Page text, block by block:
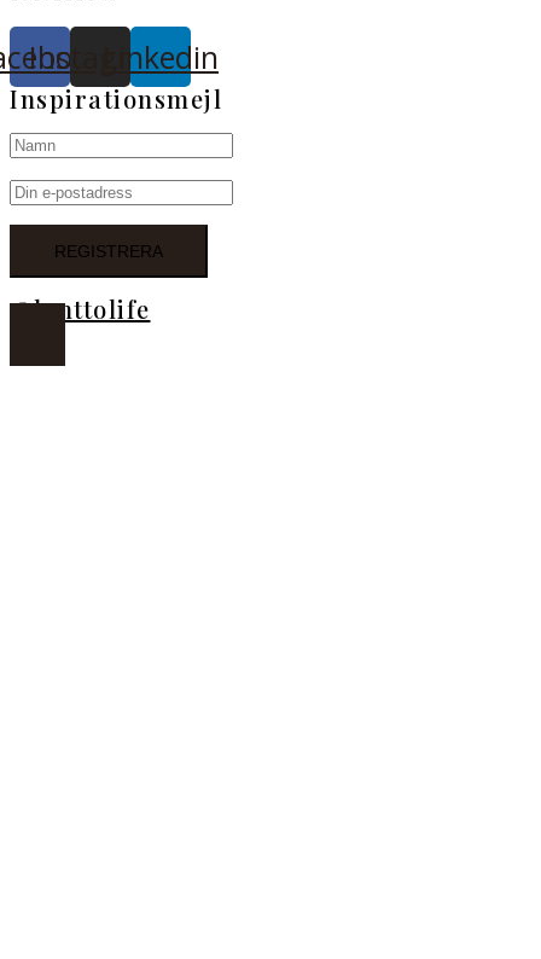
InstagramLinkedin
Inspirationsmejl
@lanttolife